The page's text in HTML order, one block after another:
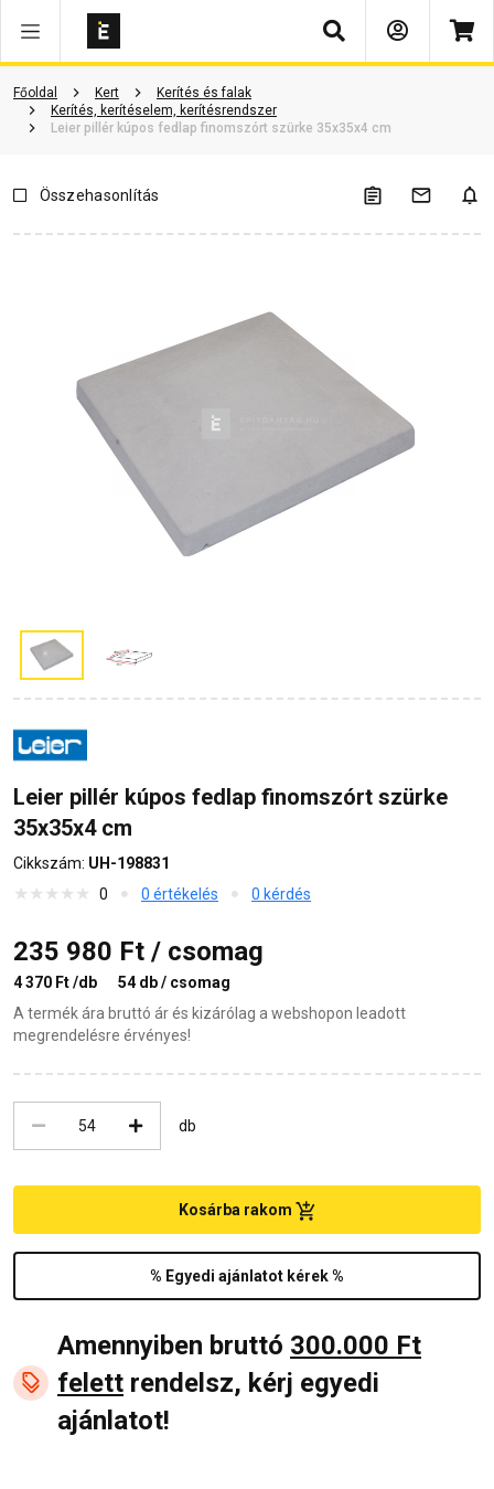
Keresés
Főoldal Kert
Kerítés és falak
Kerítés, kerítéselem, kerítésrendszer
Leier pillér kúpos fedlap finomszórt szürke 35x35x4 cm
Vásárlói vélemények Kérdések és válaszok Kapcsolódó cikkek
Összehasonlítás
Leier pillér kúpos fedlap finomszórt szürke
35x35x4 cm
Cikkszám: UH-198831
0
0 értékelés 0 kérdés
235 980 Ft / csomag
4 370 Ft /db
54 db / csomag
A termék ára bruttó ár és kizárólag a webshopon leadott
megrendelésre érvényes!
db
% Egyedi ajánlatot kérek %
Kosárba rakom
Amennyiben bruttó 300.000 Ft
felett rendelsz, kérj egyedi
ajánlatot!